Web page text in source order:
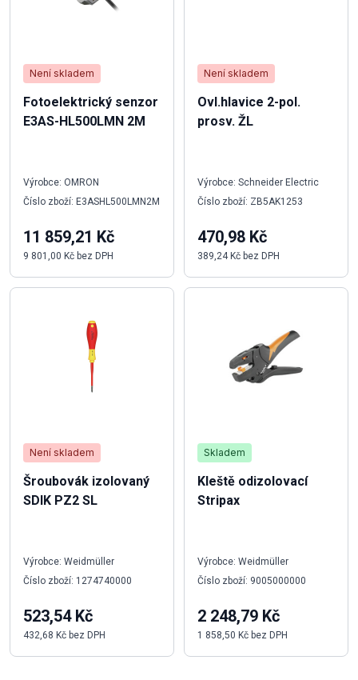
Není skladem
Fotoelektrický senzor
E3AS-HL500LMN 2M
Výrobce: OMRON
Číslo zboží: E3ASHL500LMN2M
11 859,21 Kč
9 801,00 Kč bez DPH
Není skladem
Šroubovák izolovaný
SDIK PZ2 SL
Výrobce: Weidmüller
Číslo zboží: 1274740000
523,54 Kč
432,68 Kč bez DPH
Není skladem
Ovl.hlavice 2-pol.
prosv. ŽL
Výrobce: Schneider Electric
Číslo zboží: ZB5AK1253
470,98 Kč
389,24 Kč bez DPH
Skladem
Kleště odizolovací
Stripax
Výrobce: Weidmüller
Číslo zboží: 9005000000
2 248,79 Kč
1 858,50 Kč bez DPH